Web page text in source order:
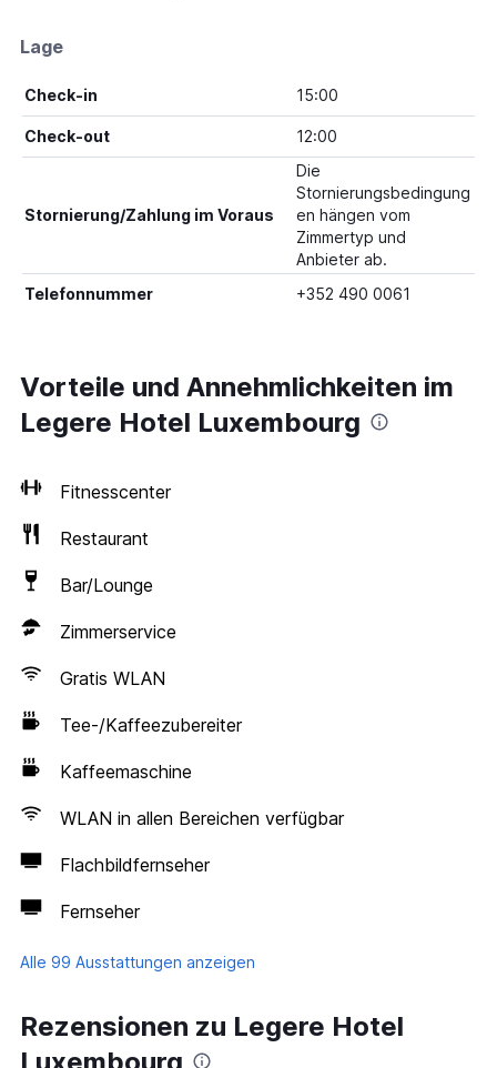
Lage
Check-in 15:00
Check-out 12:00
Stornierung/Zahlung im Voraus
Die
Stornierungsbedingung
en hängen vom
Zimmertyp und
Anbieter ab.
Telefonnummer
+352 490 0061
Vorteile und Annehmlichkeiten im
Legere Hotel Luxembourg
Fitnesscenter
Restaurant
Bar/Lounge
Zimmerservice
Gratis WLAN
Tee-/Kaffeezubereiter
Kaffeemaschine
WLAN in allen Bereichen verfügbar
Flachbildfernseher
Fernseher
Alle 99 Ausstattungen anzeigen
Rezensionen zu Legere Hotel